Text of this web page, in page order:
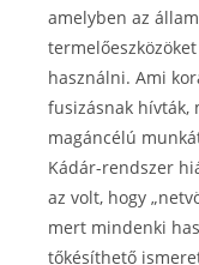
amelyben az
használni. Ami
fusizásnak hívták,
magáncélú
Kádár-rendszer
az volt, hogy
mert mindenki
tőkésíthető